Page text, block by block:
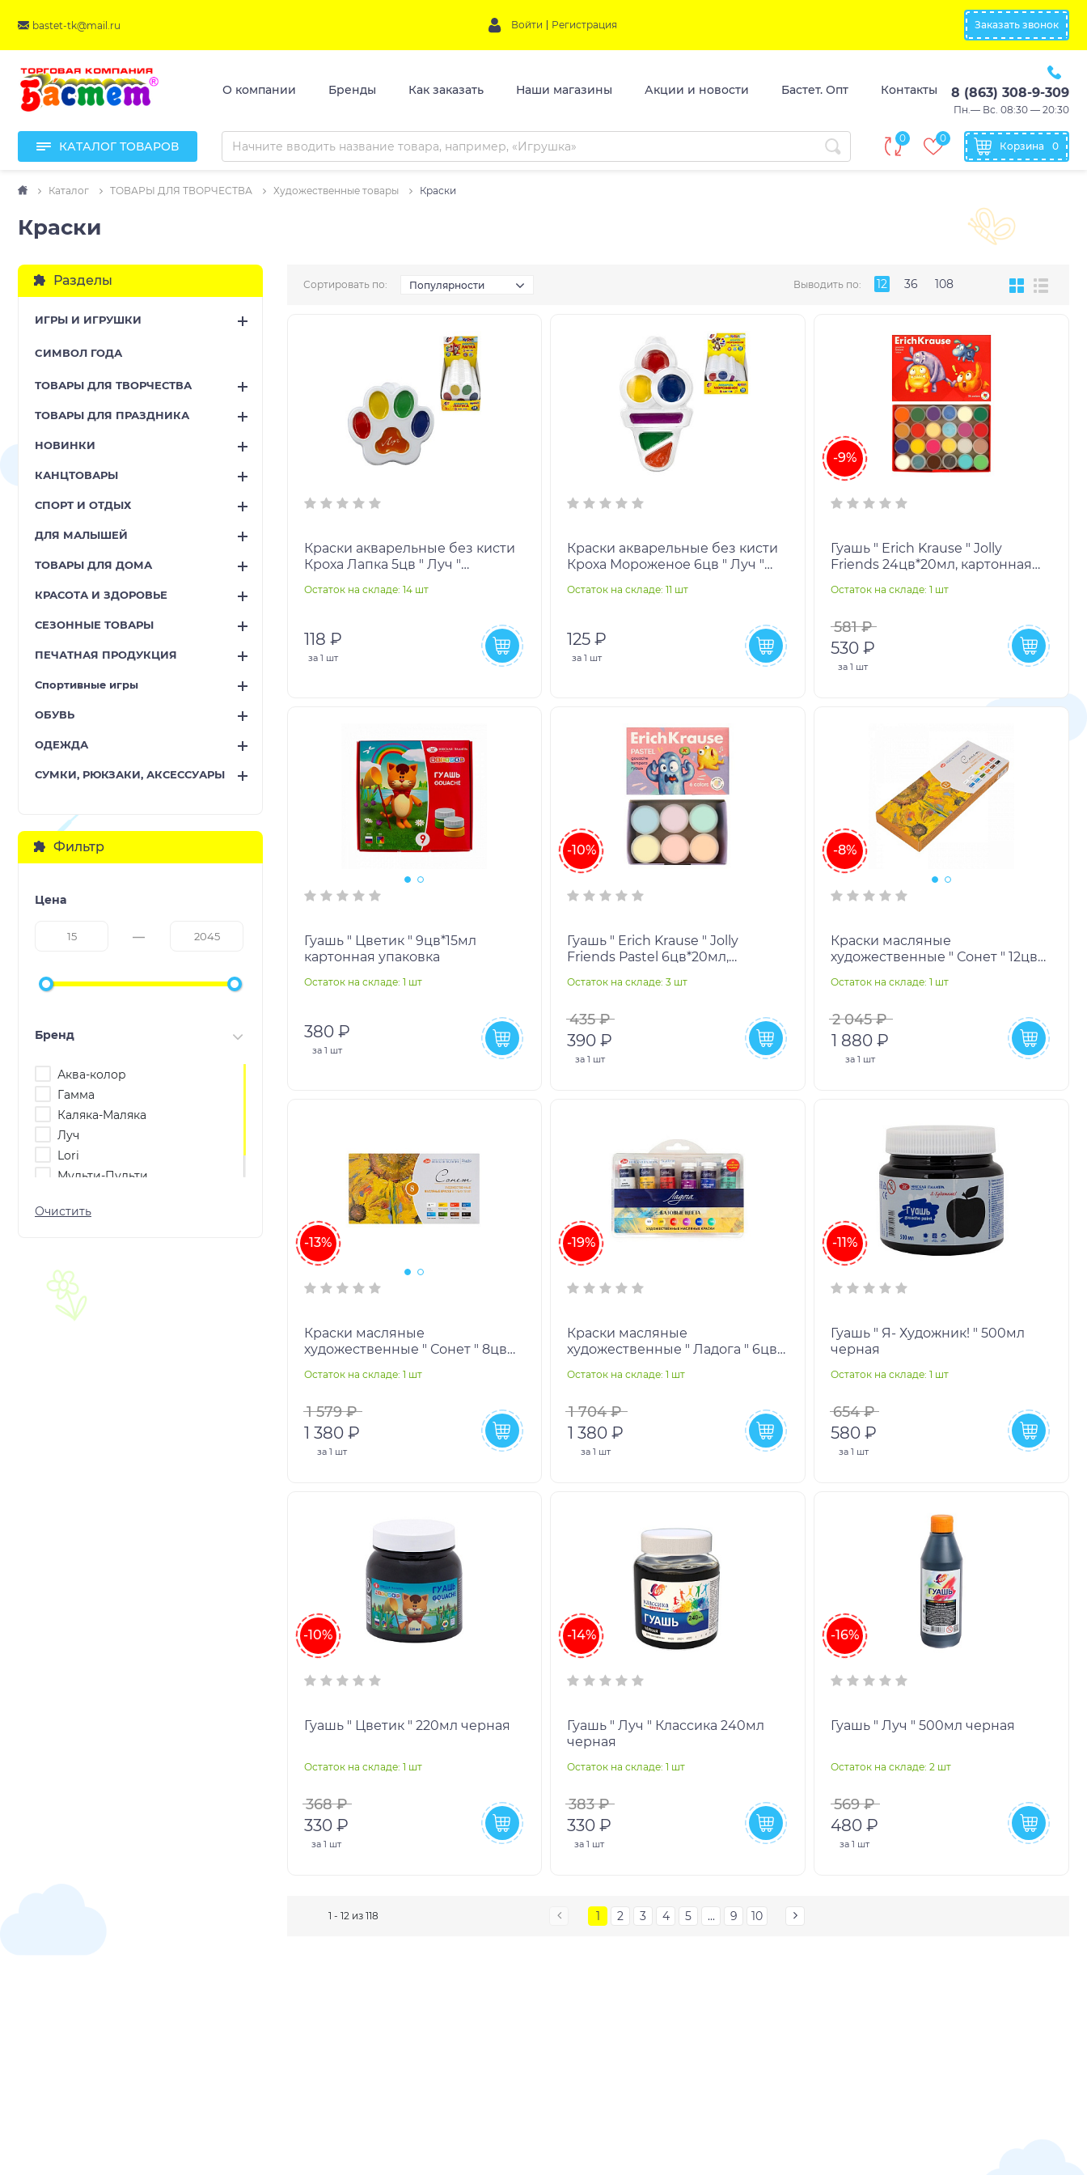
bastet-tk@mail.ru Войти Регистрация Заказать звонок
О компании Бренды Как заказать Наши магазины Акции и новости Бастет. Опт Контакты 8 (863) 308-9-309
Пн.— Вс. 08:30 — 20:30
КАТАЛОГ ТОВАРОВ
0 0
Корзина 0
Каталог ТОВАРЫ ДЛЯ ТВОРЧЕСТВА Художественные товары Краски
Краски
Разделы
ИГРЫ И ИГРУШКИ
CИМВОЛ ГОДА
ТОВАРЫ ДЛЯ ТВОРЧЕСТВА
ТОВАРЫ ДЛЯ ПРАЗДНИКА
НОВИНКИ
КАНЦТОВАРЫ
СПОРТ И ОТДЫХ
ДЛЯ МАЛЫШЕЙ
ТОВАРЫ ДЛЯ ДОМА
КРАСОТА И ЗДОРОВЬЕ
СЕЗОННЫЕ ТОВАРЫ
ПЕЧАТНАЯ ПРОДУКЦИЯ
Спортивные игры
ОБУВЬ
ОДЕЖДА
СУМКИ, РЮКЗАКИ, АКСЕССУАРЫ
Фильтр
Цена
Бренд
Аква-колор
Гамма
Каляка-Маляка
Луч
Lori
Мульти-Пульти
Сортировать по: Популярности Выводить по: 12 36 108
Краски акварельные без кисти
Кроха Лапка 5цв " Луч "
картонный диспле
Остаток на складе: 14 шт
118 ₽
за 1 шт
Краски акварельные без кисти
Кроха Мороженое 6цв " Луч "
картонный ди
Остаток на складе: 11 шт
125 ₽
за1 шт
-9%
Гуашь " Erich Krause " Jolly
Friends 24цв*20мл, картонная
Остаток на складе: 1 шт
581 ₽
530 ₽
за1 шт
Гуашь " Цветик " 9цв*15мл
картонная упаковка
Остаток на складе: 1 шт
380 ₽
за 1 шт
-10%
Гуашь " Erich Krause " Jolly
Friends Pastel 6цв*20мл,
Остаток на складе: 3 шт
435 ₽
390 ₽
за 1 шт
-8%
Краски масляные
художественные " Сонет " 12цв
упаковка
Остаток на складе: 1 шт
2 045 ₽
1 880 ₽
за 1 шт
-13%
Краски масляные
художественные " Сонет " 8цв
упаковка
Остаток на складе: 1 шт
1 579 ₽
1 380 ₽
за 1 шт
-19%
Краски масляные
художественные " Ладога " 6цв
упаковка, европодвес
Остаток на складе: 1 шт
1 704 ₽
1 380 ₽
за 1 шт
-11%
Гуашь " Я- Художник! " 500мл
черная
Остаток на складе: 1 шт
654 ₽
580 ₽
за1 шт
-10%
Гуашь " Цветик " 220мл черная
Остаток на складе: 1 шт
368 ₽
330 ₽
за 1 шт
-14%
Гуашь " Луч " Классика 240мл
черная
Остаток на складе: 1 шт
383 ₽
330 ₽
за1 шт
-16%
Гуашь " Луч " 500мл черная
Остаток на складе: 2 шт
569 ₽
480 ₽
за1 шт
1 2 3 4 5 ... 9 10
1 - 12 из 118